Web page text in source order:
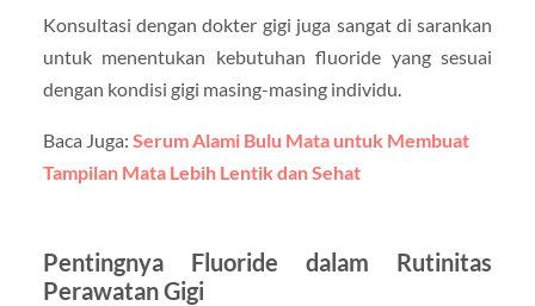
Konsultasi dengan dokter gigi juga sangat di sarankan
untuk menentukan kebutuhan fluoride yang sesuai
dengan kondisi gigi masing-masing individu.
Baca Juga: Serum Alami Bulu Mata untuk Membuat
Tampilan Mata Lebih Lentik dan Sehat
Pentingnya Fluoride dalam Rutinitas
Perawatan Gigi